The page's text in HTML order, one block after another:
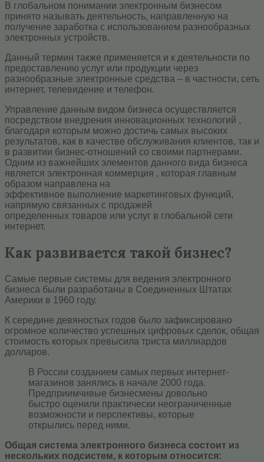
В глобальном понимании электронным бизнесом
принято называть деятельность, направленную на
получение заработка с использованием разнообразных
электронных устройств.
Данный термин также применяется и к деятельности по
предоставлению услуг или продукции через
разнообразные электронные средства – в частности, сеть
интернет, телевидение и телефон.
Управление данным видом бизнеса осуществляется
посредством внедрения инновационных технологий ,
благодаря которым можно достичь самых высоких
результатов, как в качестве обслуживания клиентов, так и
в развитии бизнес-отношений со своими партнерами.
Одним из важнейших элементов данного вида бизнеса
является электронная коммерция , которая главным
образом направлена на
эффективное выполнение маркетинговых функций,
напрямую связанных с продажей
определенных товаров или услуг в глобальной сети
интернет.
Как развивается такой бизнес?
Самые первые системы для ведения электронного
бизнеса были разработаны в Соединенных Штатах
Америки в 1960 году.
К середине девяностых годов было зафиксировано
огромное количество успешных цифровых сделок, общая
стоимость которых превысила триста миллиардов
долларов.
В России созданием самых первых интернет-
магазинов занялись в начале 2000 года.
Предприимчивые бизнесмены довольно
быстро оценили практически неограниченные
возможности и перспективы, которые
открылись перед ними.
Общая система электронного бизнеса состоит из
нескольких подсистем, к которым относится: